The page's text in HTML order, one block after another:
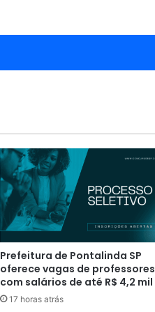
Prefeitura de Pontalinda SP
oferece vagas de professores
com salários de até R$ 4,2 mil
17 horas atrás